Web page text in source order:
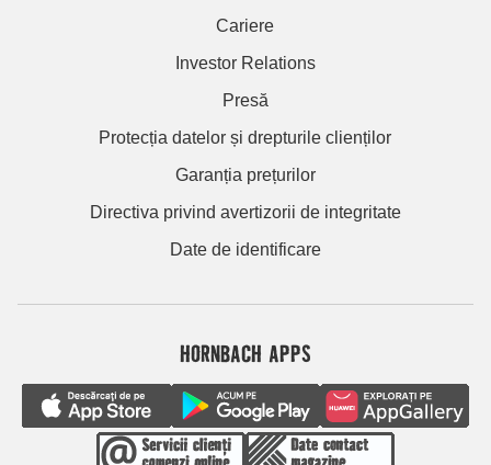
Cariere
Investor Relations
Presă
Protecția datelor și drepturile clienților
Garanția prețurilor
Directiva privind avertizorii de integritate
Date de identificare
HORNBACH APPS